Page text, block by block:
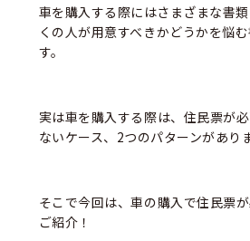
車を購入する際にはさまざまな書
くの人が用意すべきかどうかを悩
す。
実は車を購入する際は、住民票が
ないケース、2つのパターンがあり
そこで今回は、車の購入で住民票
ご紹介！